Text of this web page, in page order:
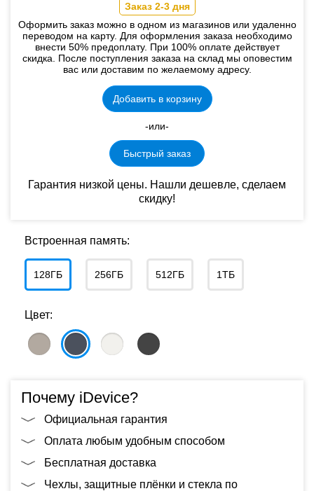
Заказ 2-3 дня
Оформить заказ можно в одном из магазинов или удаленно
переводом на карту. Для оформления заказа необходимо
внести 50% предоплату. При 100% оплате действует
скидка. После поступления заказа на склад мы оповестим
вас или доставим по желаемому адресу.
Добавить в корзину
-или-
Быстрый заказ
Гарантия низкой цены. Нашли дешевле, сделаем
скидку!
Встроенная память:
128ГБ 256ГБ 512ГБ 1ТБ
Цвет:
Почему iDevice?
Официальная гарантия
Оплата любым удобным способом
Бесплатная доставка
Чехлы, защитные плёнки и стекла по